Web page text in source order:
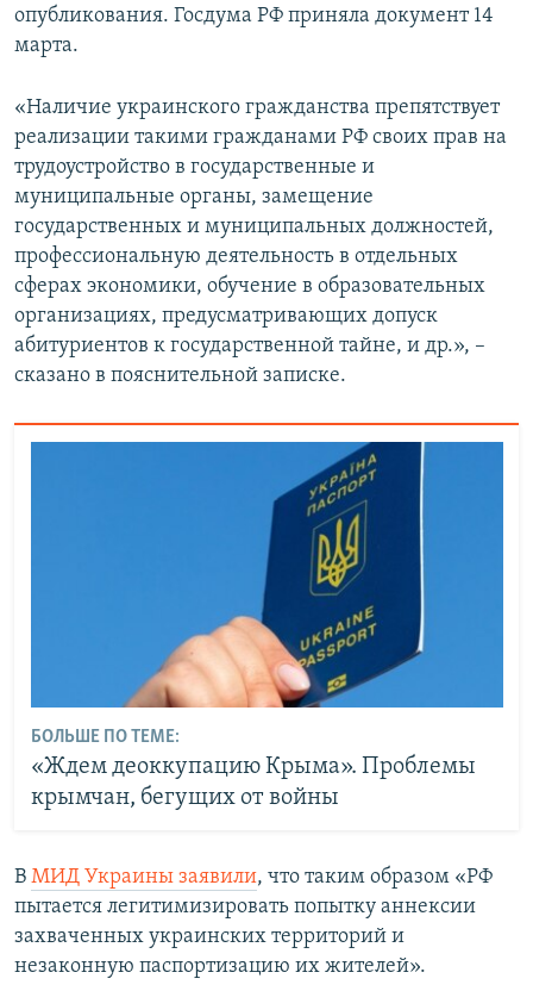
опубликования. Госдума РФ приняла документ 14
марта.
«Наличие украинского гражданства препятствует
реализации такими гражданами РФ своих прав на
трудоустройство в государственные и
муниципальные органы, замещение
государственных и муниципальных должностей,
профессиональную деятельность в отдельных
сферах экономики, обучение в образовательных
организациях, предусматривающих допуск
абитуриентов к государственной тайне, и др.», –
сказано в пояснительной записке.
БОЛЬШЕ ПО ТЕМЕ:
«Ждем деоккупацию Крыма». Проблемы
крымчан, бегущих от войны
В МИД Украины заявили, что таким образом «РФ
пытается легитимизировать попытку аннексии
захваченных украинских территорий и
незаконную паспортизацию их жителей».